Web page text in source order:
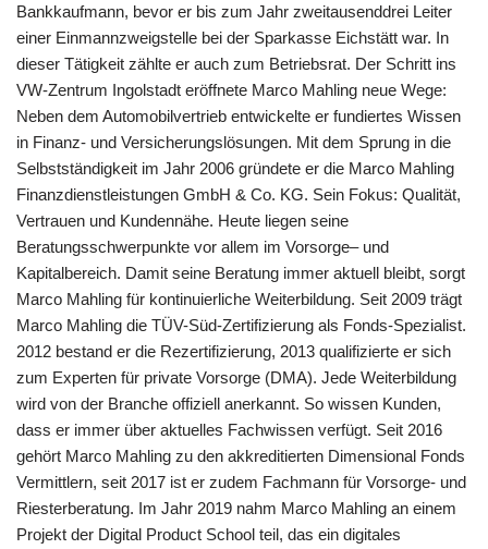
Bankkaufmann, bevor er bis zum Jahr zweitausenddrei Leiter
einer Einmannzweigstelle bei der Sparkasse Eichstätt war. In
dieser Tätigkeit zählte er auch zum Betriebsrat. Der Schritt ins
VW-Zentrum Ingolstadt eröffnete Marco Mahling neue Wege:
Neben dem Automobilvertrieb entwickelte er fundiertes Wissen
in Finanz- und Versicherungslösungen. Mit dem Sprung in die
Selbstständigkeit im Jahr 2006 gründete er die Marco Mahling
Finanzdienstleistungen GmbH & Co. KG. Sein Fokus: Qualität,
Vertrauen und Kundennähe. Heute liegen seine
Beratungsschwerpunkte vor allem im Vorsorge– und
Kapitalbereich. Damit seine Beratung immer aktuell bleibt, sorgt
Marco Mahling für kontinuierliche Weiterbildung. Seit 2009 trägt
Marco Mahling die TÜV-Süd-Zertifizierung als Fonds-Spezialist.
2012 bestand er die Rezertifizierung, 2013 qualifizierte er sich
zum Experten für private Vorsorge (DMA). Jede Weiterbildung
wird von der Branche offiziell anerkannt. So wissen Kunden,
dass er immer über aktuelles Fachwissen verfügt. Seit 2016
gehört Marco Mahling zu den akkreditierten Dimensional Fonds
Vermittlern, seit 2017 ist er zudem Fachmann für Vorsorge- und
Riesterberatung. Im Jahr 2019 nahm Marco Mahling an einem
Projekt der Digital Product School teil, das ein digitales